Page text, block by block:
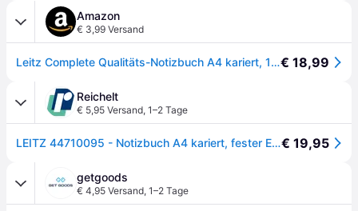
Amazon
€ 3,99 Versand
Leitz Complete Qualitäts-Notizbuch A4 kariert, 160 Seiten, 80 Blatt, Hardcover mit hochwertigem Einband, 100 g/m² Papier FSC zertifiziert, Verschluss, Lesezeichen, Stiftschlaufe, Tasche, Rot, 44710025€ 18,99
Reichelt
€ 5,95 Versand, 1–2 Tage
LEITZ 44710095 - Notizbuch A4 kariert, fester Einband, schwarz€ 19,95
getgoods
€ 4,95 Versand, 1–2 Tage